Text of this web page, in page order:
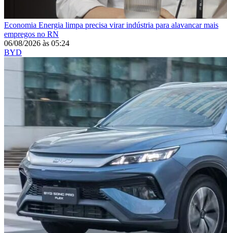
Economia Energia limpa precisa virar indústria para alavancar mais
empregos no RN
06/08/2026 às 05:24
BYD